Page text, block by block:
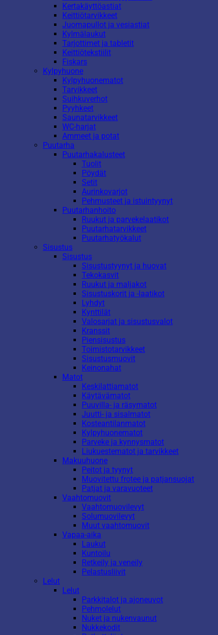
Kertakäyttöastiat
Keittiötarvikkeet
Juomapullot ja vesiastiat
Kylmälaukut
Tarjottimet ja tabletit
Keittiötekstiilit
Fiskars
Kylpyhuone
Kylpyhuonematot
Tarvikkeet
Suihkuverhot
Pyyhkeet
Saunatarvikkeet
WC-harjat
Ammeet ja potat
Puutarha
Puutarhakalusteet
Tuolit
Pöydät
Setit
Aurinkovarjot
Pehmusteet ja istuintyynyt
Puutarhanhoito
Ruukut ja parvekelaatikot
Puutarhatarvikkeet
Puutarhatyökalut
Sisustus
Sisustus
Sisustustyynyt ja huovat
Tekokasvit
Ruukut ja maljakot
Sisustuskorit ja -laatikot
Lyhdyt
Kynttilät
Valosarjat ja sisustusvalot
Kranssit
Piensisustus
Toimistotarvikkeet
Sisustusmuovit
Keinonahat
Matot
Keskilattiamatot
Käytävämatot
Puuvilla- ja räsymatot
Juutti- ja sisalmatot
Kosteantilanmatot
Kylpyhuonematot
Parveke ja kynnysmatot
Liukuestematot ja tarvikkeet
Makuuhuone
Peitot ja tyynyt
Muovitettu frotee ja patjansuojat
Patjat ja varavuoteet
Vaahtomuovit
Vaahtomuovilevyt
Solumuovilevyt
Muut vaahtomuovit
Vapaa-aika
Laukut
Kuntoilu
Retkeily ja veneily
Pelastusliivit
Lelut
Lelut
Parkkitalot ja ajoneuvot
Pehmolelut
Nuket ja nukenvaunut
Nukkekodit